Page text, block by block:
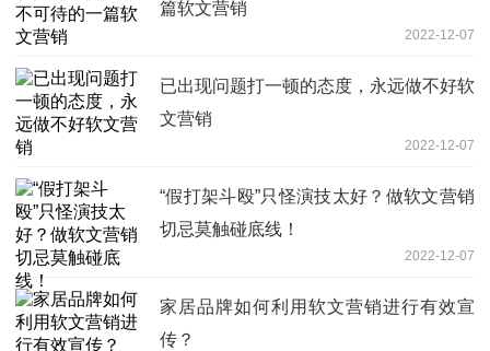
篇软文营销
2022-12-07
已出现问题打一顿的态度，永远做不好软
文营销
2022-12-07
“假打架斗殴”只怪演技太好？做软文营销
切忌莫触碰底线！
2022-12-07
家居品牌如何利用软文营销进行有效宣
传？